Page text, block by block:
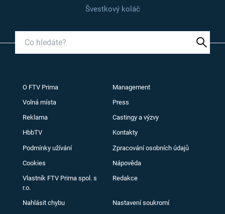
Švestkový koláč
O FTV Prima Management
Volná místa Press
Reklama Castingy a výzvy
HbbTV Kontakty
Podmínky užívání Zpracování osobních údajů
Cookies Nápověda
Vlastník FTV Prima spol. s
r.o.
Redakce
Nahlásit chybu Nastavení soukromí